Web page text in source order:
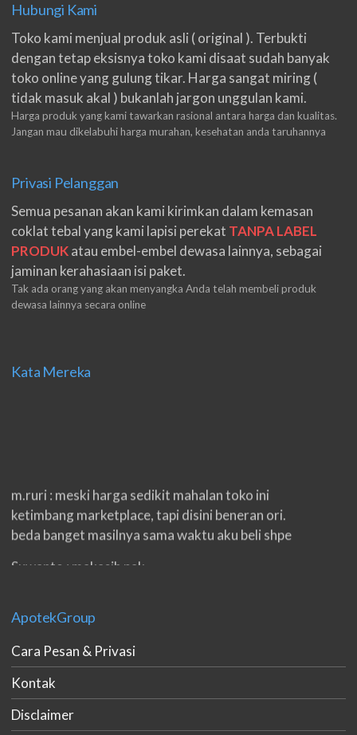
Hubungi Kami
Toko kami menjual produk asli ( original ). Terbukti
dengan tetap eksisnya toko kami disaat sudah banyak
toko online yang gulung tikar. Harga sangat miring (
tidak masuk akal ) bukanlah jargon unggulan kami.
Harga produk yang kami tawarkan rasional antara harga dan kualitas.
Jangan mau dikelabuhi harga murahan, kesehatan anda taruhannya
Privasi Pelanggan
Semua pesanan akan kami kirimkan dalam kemasan
coklat tebal yang kami lapisi perekat TANPA LABEL
PRODUKatau embel-embel dewasa lainnya, sebagai
jaminan kerahasiaan isi paket.
Tak ada orang yang akan menyangka Anda telah membeli produk
dewasa lainnya secara online
Kata Mereka
m.ruri : meski harga sedikit mahalan toko ini
ketimbang marketplace, tapi disini beneran ori.
beda banget masilnya sama waktu aku beli shpe
Suwanto : makasih pak.
double. beneran sama sekali tidak ada nama
eko padang : ko brang udh sampek, kan bru 2 hri
gan. cpet bgt
h.dzowi : ampuh mas kamu punya viagra, saya
ApotekGroup
Cara Pesan & Privasi
Kontak
Disclaimer